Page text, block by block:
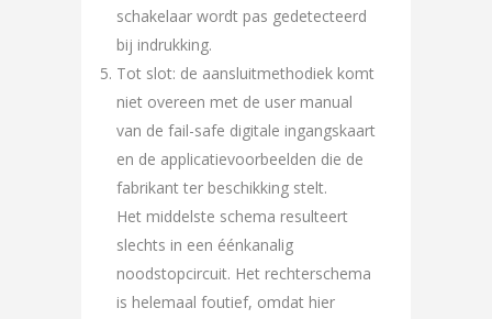
schakelaar wordt pas gedetecteerd
bij indrukking.
Tot slot: de aansluitmethodiek komt
niet overeen met de user manual
van de fail-safe digitale ingangskaart
en de applicatievoorbeelden die de
fabrikant ter beschikking stelt.
Het middelste schema resulteert
slechts in een éénkanalig
noodstopcircuit. Het rechterschema
is helemaal foutief, omdat hier